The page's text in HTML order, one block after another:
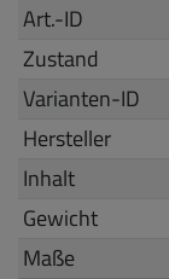
Art.-ID
Zustand
Varianten-ID
Hersteller
Inhalt
Gewicht
Maße